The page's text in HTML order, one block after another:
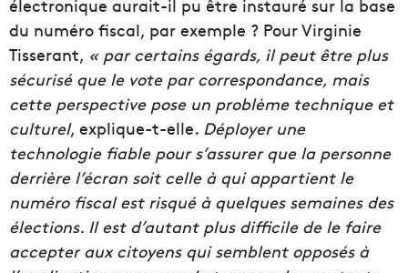
électronique aurait-il pu être instauré sur la base
du numéro fiscal, par exemple ? Pour Virginie
Tisserant, « par certains égards, il peut être plus
sécurisé que le vote par correspondance, mais
cette perspective pose un problème technique et
culturel, explique-t-elle. Déployer une
technologie fiable pour s’assurer que la personne
derrière l’écran soit celle à qui appartient le
numéro fiscal est risqué à quelques semaines des
élections. Il est d’autant plus difficile de le faire
accepter aux citoyens qui semblent opposés à